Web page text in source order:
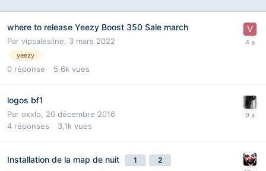
where to release Yeezy Boost 350 Sale march
Par vipsalesline 3 mars 2022
yeezy
0 réponse 5,6k vues
logos bf1
Par oxxlo
20 décembre 2016
4 réponses 3,1k vues
Installation de la map de nuit 1 2